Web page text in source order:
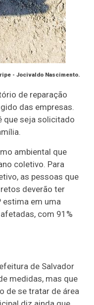
-Jocivaldo Nascimento.
de reparação
das empresas.
que seja solicitado
ambiental que
coletivo. Para
as pessoas que
deverão ter
estima em uma
com 91%
de Salvador
medidas, mas que
de se tratar de área